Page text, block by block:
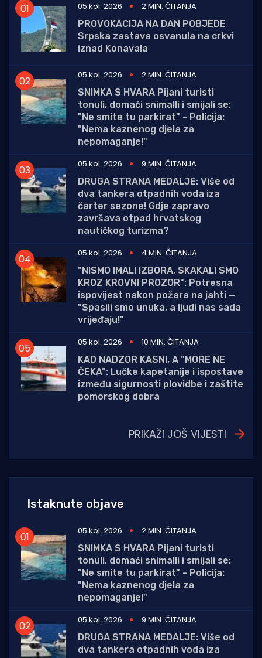
05 kol. 2026
2 MIN. ČITANJA
PROVOKACIJA NA DAN POBJEDE
Srpska zastava osvanula na crkvi
iznad Konavala
05 kol. 2026
2 MIN. ČITANJA
SNIMKA S HVARA Pijani turisti
tonuli, domaći snimalli i smijali se:
"Ne smite tu parkirat" - Policija:
"Nema kaznenog djela za
nepomaganje!"
05 kol. 2026
9 MIN. ČITANJA
DRUGA STRANA MEDALJE: Više od
dva tankera otpadnih voda iza
čarter sezone! Gdje zapravo
završava otpad hrvatskog
nautičkog turizma?
05 kol. 2026
4 MIN. ČITANJA
"NISMO IMALI IZBORA, SKAKALI SMO
KROZ KROVNI PROZOR": Potresna
ispovijest nakon požara na jahti —
"Spasili smo unuka, a ljudi nas sada
vrijeđaju!"
05 kol. 2026
10 MIN. ČITANJA
KAD NADZOR KASNI, A "MORE NE
ČEKA": Lučke kapetanije i ispostave
između sigurnosti plovidbe i zaštite
pomorskog dobra
PRIKAŽI JOŠ VIJESTI
Istaknute objave
05 kol. 2026
2 MIN. ČITANJA
SNIMKA S HVARA Pijani turisti
tonuli, domaći snimalli i smijali se:
"Ne smite tu parkirat" - Policija:
"Nema kaznenog djela za
nepomaganje!"
05 kol. 2026
9 MIN. ČITANJA
DRUGA STRANA MEDALJE: Više od
dva tankera otpadnih voda iza